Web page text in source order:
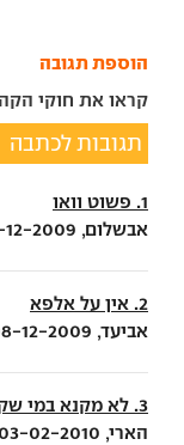
הוספת תגובה
קראו את חוקי
תגובות לכתבה
1. פשוט וואו
אבשלום, 07-12-2009
2. אין על אלפא
אביעד, 08-12-2009
3. לא מקנא במי שקונה
הארי, 03-02-2010